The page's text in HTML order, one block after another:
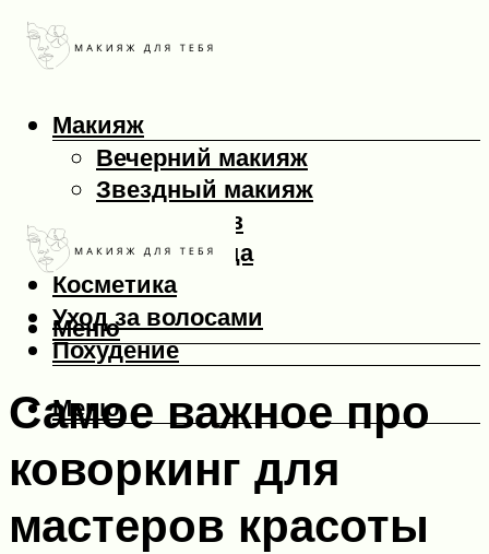
Макияж
Вечерний макияж
Звездный макияж
Макияж глаз
Макияж лица
Косметика
Уход за волосами
Похудение
Меню
Меню
Самое важное про
коворкинг для
мастеров красоты